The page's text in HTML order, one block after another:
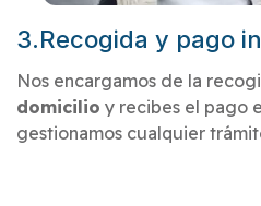
3.Recogida y pago
Nos encargamos de la
domicilio y recibes el pago
gestionamos cualquier